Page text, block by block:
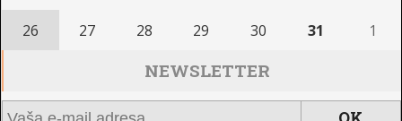
26 27 28 29 30 31 1
NEWSLETTER